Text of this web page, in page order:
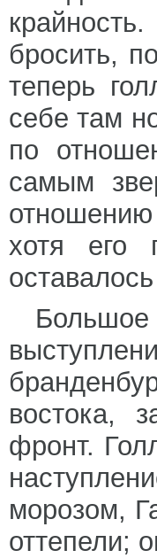
бросить,
теперь
себе там
по
самым
хотя его
востока,
фронт.
морозом,
оттепели;